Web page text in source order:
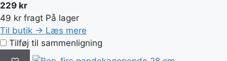
229 kr
49 kr fragt På lager
Til butik → Læs mere
Tilføj til sammenligning